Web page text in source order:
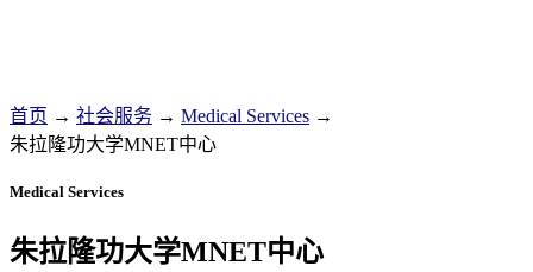
首页 → 社会服务 → Medical Services →
朱拉隆功大学MNET中心
Medical Services
朱拉隆功大学MNET中心